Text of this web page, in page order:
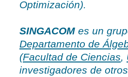
Optimización).
SINGACOM es un
Departamento de
(Facultad de Ciencias,
investigadores de